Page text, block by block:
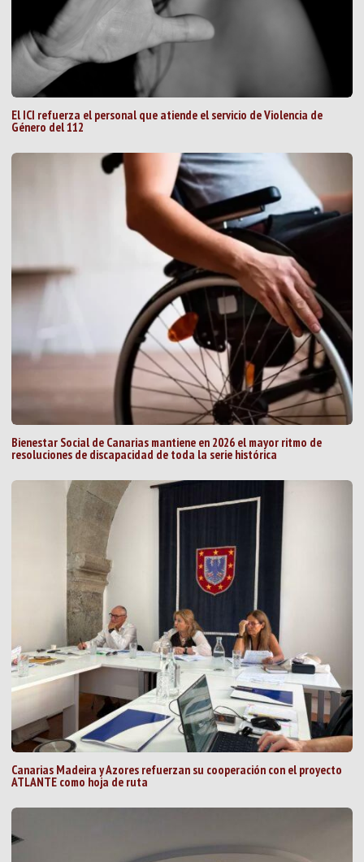
El ICI refuerza el personal que atiende el servicio de Violencia de
Género del 112
Bienestar Social de Canarias mantiene en 2026 el mayor ritmo de
resoluciones de discapacidad de toda la serie histórica
Canarias Madeira y Azores refuerzan su cooperación con el proyecto
ATLANTE como hoja de ruta